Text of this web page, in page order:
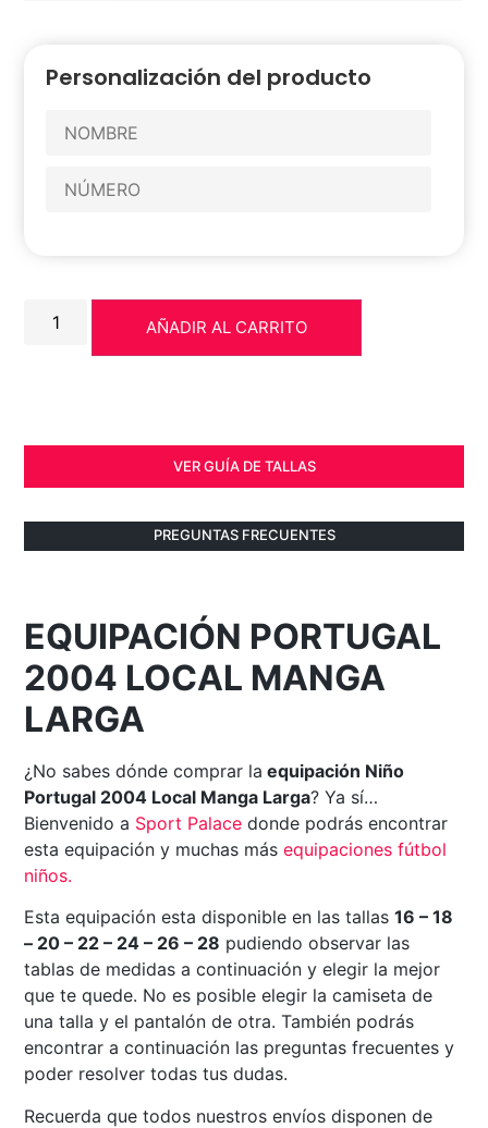
Personalización del producto
AÑADIR AL CARRITO
VER GUÍA DE TALLAS
PREGUNTAS FRECUENTES
EQUIPACIÓN PORTUGAL
2004 LOCAL MANGA
LARGA
¿No sabes dónde comprar la equipación Niño
Portugal 2004 Local Manga Larga? Ya sí…
Bienvenido a Sport Palace donde podrás encontrar
esta equipación y muchas másequipaciones fútbol
niños.
Esta equipación esta disponible en las tallas16 – 18
– 20 – 22 – 24 – 26 – 28 pudiendo observar las
tablas de medidas a continuación y elegir la mejor
que te quede. No es posible elegir la camiseta de
una talla y el pantalón de otra. También podrás
encontrar a continuación las preguntas frecuentes y
poder resolver todas tus dudas.
Recuerda que todos nuestros envíos disponen de